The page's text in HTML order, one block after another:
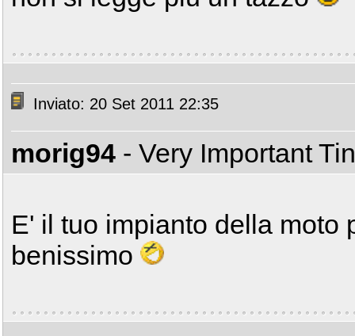
Inviato: 20 Set 2011 22:35
morig94 - Very Important
E' il tuo impianto della moto
benissimo